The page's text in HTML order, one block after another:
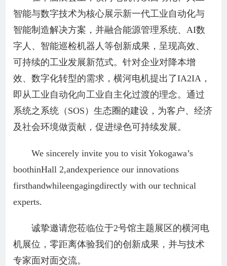
智能与数字技术为核心展示新一代工业自动化与
智能制造解决方案，并融合能源管理系统、AI数
字人、智能巡检机器人等创新成果，呈现高效、
可持续的工业发展新范式。针对企业对降本增
效、数字化转型的需求，横河电机提出了IA2IA，
即从工业自动化向工业自主化过渡的理念。通过
系统之系统（SOS）生态圈的建设，为客户、经济
及社会环境做贡献，促进绿色可持续发展。
We sincerely invite you to visit Yokogawa’s
boothinHall 2,andexperience our innovations
firsthandwhileengagingdirectly with our technical
experts.
诚挚邀请您莅临位于2号馆主题展区的横河电
机展位，零距离体验我们的创新成果，并与技术
专家面对面交流。